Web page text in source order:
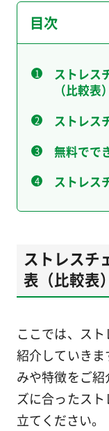
目次
ストレス
（比較表）
ストレス
無料でで
ストレス
ストレスチ
表（比較表）
ここでは、ス
紹介していき
みや特徴をご
ズに合ったス
立てください。